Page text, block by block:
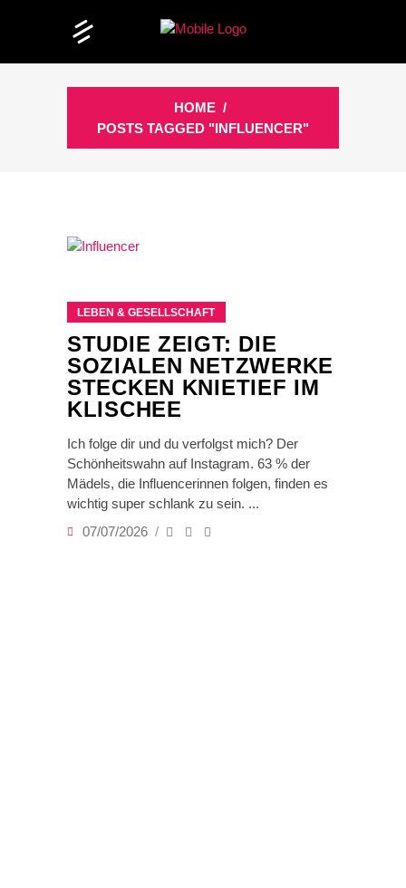
HOME /
POSTS TAGGED "INFLUENCER"
LEBEN & GESELLSCHAFT
STUDIE ZEIGT: DIE
SOZIALEN NETZWERKE
STECKEN KNIETIEF IM
KLISCHEE
Ich folge dir und du verfolgst mich? Der
Schönheitswahn auf Instagram. 63 % der
Mädels, die Influencerinnen folgen, finden es
wichtig super schlank zu sein.
07/07/2026